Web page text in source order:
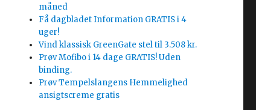
måned
Få dagbladet Information GRATIS i 4
uger!
Vind klassisk GreenGate stel til 3.508 kr.
Prøv Mofibo i 14 dage GRATIS! Uden
binding.
Prøv Tempelslangens Hemmelighed
ansigtscreme gratis